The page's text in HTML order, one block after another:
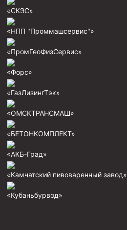
Скреперы механические
Штанголовки
Шламометаллоуловитель ШМУ
Обурочный комплекс ОК
заводным зубом
Магнитные ловители
Фрезеры арбузообразные
Калибраторы расширители
«СКЭС»
«НПП "Проммашсервис"»
«ПромГеоФизСервис»
«Форс»
«ГазЛизингТэк»
«ОМСКТРАНСМАШ»
«БЕТОНКОМПЛЕКТ»
«АКБ-Град»
«Камчатский пивоваренный завод»
«Кубаньбурвод»